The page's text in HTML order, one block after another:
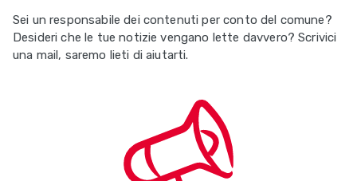
Sei un responsabile dei contenuti per conto del comune?
Desideri che le tue notizie vengano lette davvero? Scrivici
una mail, saremo lieti di aiutarti.